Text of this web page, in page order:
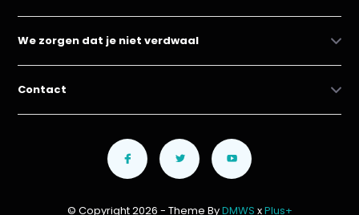
We zorgen dat je niet verdwaal
Contact
© Copyright 2026 - Theme ByDMWS xPlus+